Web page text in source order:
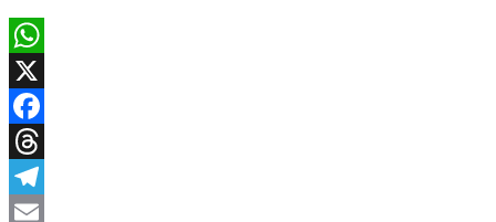
WhatsApp
X
Facebook
Threads
Telegram